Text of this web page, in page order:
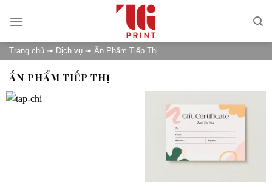
Trang chủ ➠ Dịch vụ ➠ Ấn Phẩm Tiếp Thị
ẤN PHẨM TIẾP THỊ